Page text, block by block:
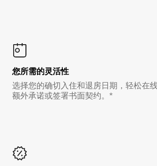
您所需的灵活性
选择您的确切入住和退房日期，轻松在
额外承诺或签署书面契约。*